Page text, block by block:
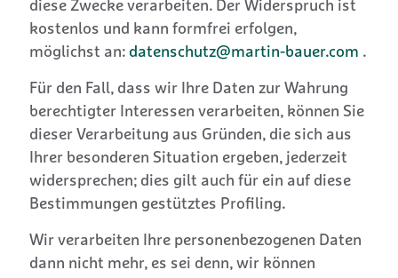
diese Zwecke verarbeiten. Der Widerspruch ist
kostenlos und kann formfrei erfolgen,
möglichst an: datenschutz@martin-bauer.com .
Für den Fall, dass wir Ihre Daten zur Wahrung
berechtigter Interessen verarbeiten, können Sie
dieser Verarbeitung aus Gründen, die sich aus
Ihrer besonderen Situation ergeben, jederzeit
widersprechen; dies gilt auch für ein auf diese
Bestimmungen gestütztes Profiling.
Wir verarbeiten Ihre personenbezogenen Daten
dann nicht mehr, es sei denn, wir können